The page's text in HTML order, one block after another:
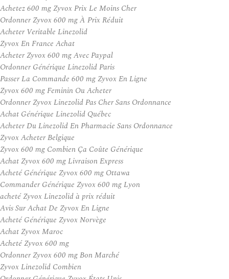
Achetez 600 mg Zyvox Prix Le Moins Cher
Ordonner Zyvox 600 mg À Prix Réduit
Acheter Veritable Linezolid
Zyvox En France Achat
Acheter Zyvox 600 mg Avec Paypal
Ordonner Générique Linezolid Paris
Passer La Commande 600 mg Zyvox En Ligne
Zyvox 600 mg Feminin Ou Acheter
Ordonner Zyvox Linezolid Pas Cher Sans Ordonnance
Achat Générique Linezolid Québec
Acheter Du Linezolid En Pharmacie Sans Ordonnance
Zyvox Acheter Belgique
Zyvox 600 mg Combien Ça Coûte Générique
Achat Zyvox 600 mg Livraison Express
Acheté Générique Zyvox 600 mg Ottawa
Commander Générique Zyvox 600 mg Lyon
acheté Zyvox Linezolid à prix réduit
Avis Sur Achat De Zyvox En Ligne
Acheté Générique Zyvox Norvège
Achat Zyvox Maroc
Acheté Zyvox 600 mg
Ordonner Zyvox 600 mg Bon Marché
Zyvox Linezolid Combien